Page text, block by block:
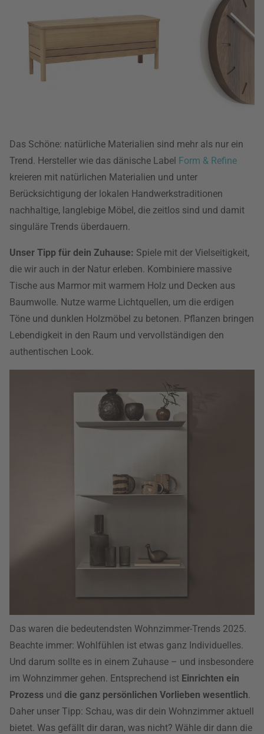
Das Schöne: natürliche Materialien sind mehr als nur ein
Trend. Hersteller wie das dänische Label Form & Refine
kreieren mit natürlichen Materialien und unter
Berücksichtigung der lokalen Handwerkstraditionen
nachhaltige, langlebige Möbel, die zeitlos sind und damit
singuläre Trends überdauern.
Unser Tipp für dein Zuhause: Spiele mit der Vielseitigkeit,
die wir auch in der Natur erleben. Kombiniere massive
Tische aus Marmor mit warmem Holz und Decken aus
Baumwolle. Nutze warme Lichtquellen, um die erdigen
Töne und dunklen Holzmöbel zu betonen. Pflanzen bringen
Lebendigkeit in den Raum und vervollständigen den
authentischen Look.
Das waren die bedeutendsten Wohnzimmer-Trends 2025.
Beachte immer: Wohlfühlen ist etwas ganz Individuelles.
Und darum sollte es in einem Zuhause – und insbesondere
im Wohnzimmer gehen. Entsprechend ist Einrichten ein
Prozess und die ganz persönlichen Vorlieben wesentlich.
Daher unser Tipp: Schau, was dir dein Wohnzimmer aktuell
bietet. Was gefällt dir daran, was nicht? Wähle dir dann die